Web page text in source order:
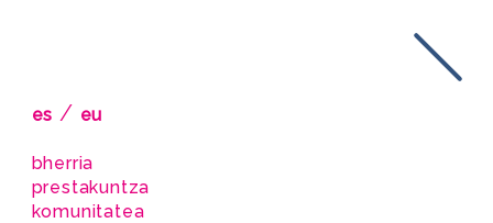
es / eu
bherria
prestakuntza
komunitatea